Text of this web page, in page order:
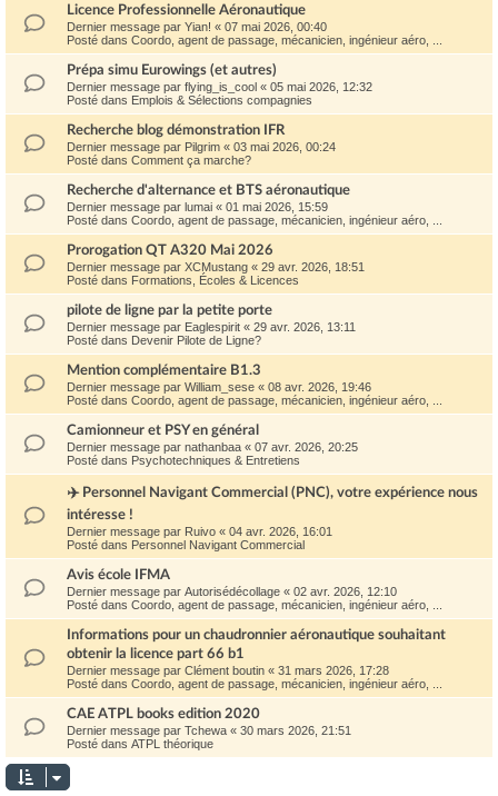
Licence Professionnelle Aéronautique
Dernier message par Yian! « 07 mai 2026, 00:40
Posté dans Coordo, agent de passage, mécanicien, ingénieur aéro, ...
Prépa simu Eurowings (et autres)
Dernier message par flying_is_cool « 05 mai 2026, 12:32
Posté dans Emplois & Sélections compagnies
Recherche blog démonstration IFR
Dernier message par Pilgrim « 03 mai 2026, 00:24
Posté dans Comment ça marche?
Recherche d'alternance et BTS aéronautique
Dernier message par lumai « 01 mai 2026, 15:59
Posté dans Coordo, agent de passage, mécanicien, ingénieur aéro, ...
Prorogation QT A320 Mai 2026
Dernier message par XCMustang « 29 avr. 2026, 18:51
Posté dans Formations, Écoles & Licences
pilote de ligne par la petite porte
Dernier message par Eaglespirit « 29 avr. 2026, 13:11
Posté dans Devenir Pilote de Ligne?
Mention complémentaire B1.3
Dernier message par William_sese « 08 avr. 2026, 19:46
Posté dans Coordo, agent de passage, mécanicien, ingénieur aéro, ...
Camionneur et PSY en général
Dernier message par nathanbaa « 07 avr. 2026, 20:25
Posté dans Psychotechniques & Entretiens
✈️ Personnel Navigant Commercial (PNC), votre expérience nous
intéresse !
Dernier message par Ruivo « 04 avr. 2026, 16:01
Posté dans Personnel Navigant Commercial
Avis école IFMA
Dernier message par Autorisédécollage « 02 avr. 2026, 12:10
Posté dans Coordo, agent de passage, mécanicien, ingénieur aéro, ...
Informations pour un chaudronnier aéronautique souhaitant
obtenir la licence part 66 b1
Dernier message par Clément boutin « 31 mars 2026, 17:28
Posté dans Coordo, agent de passage, mécanicien, ingénieur aéro, ...
CAE ATPL books edition 2020
Dernier message par Tchewa « 30 mars 2026, 21:51
Posté dans ATPL théorique